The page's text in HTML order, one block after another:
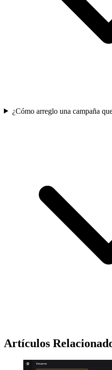
¿Cómo arreglo una campaña
Artículos